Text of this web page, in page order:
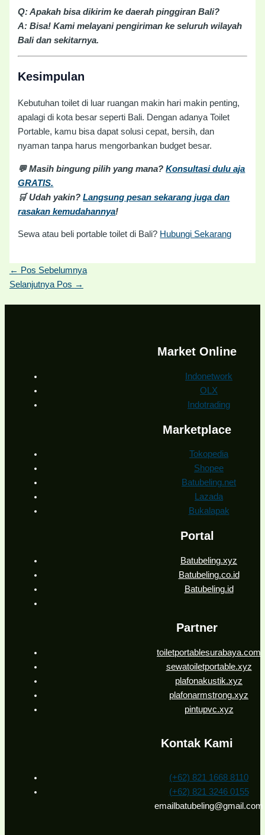
Q: Apakah bisa dikirim ke daerah pinggiran Bali?
A: Bisa! Kami melayani pengiriman ke seluruh wilayah
Bali dan sekitarnya.
Kesimpulan
Kebutuhan toilet di luar ruangan makin hari makin penting,
apalagi di kota besar seperti Bali. Dengan adanya Toilet
Portable, kamu bisa dapat solusi cepat, bersih, dan
nyaman tanpa harus mengorbankan budget besar.
💬 Masih bingung pilih yang mana?Konsultasi dulu aja
GRATIS.
🛒 Udah yakin?Langsung pesan sekarang juga dan
rasakan kemudahannya!
Sewa atau beli portable toilet di Bali? Hubungi Sekarang
← Pos Sebelumnya
Selanjutnya Pos →
Market Online
Indonetwork
OLX
Indotrading
Marketplace
Tokopedia
Shopee
Batubeling.net
Lazada
Bukalapak
Portal
Batubeling.xyz
Batubeling.co.id
Batubeling.id
Partner
toiletportablesurabaya.com
sewatoiletportable.xyz
plafonakustik.xyz
plafonarmstrong.xyz
pintupvc.xyz
Kontak Kami
(+62) 821 1668 8110
(+62) 821 3246 0155
emailbatubeling@gmail.com